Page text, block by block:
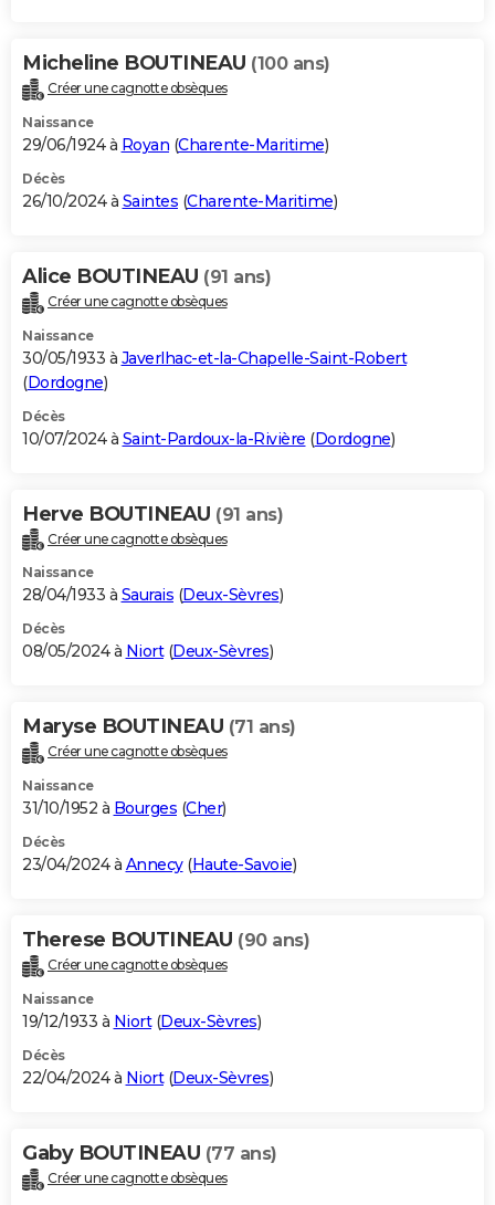
Micheline BOUTINEAU (100 ans)
Créer une cagnotte obsèques
Naissance
29/06/1924 à Royan (Charente-Maritime)
Décès
26/10/2024 à Saintes (Charente-Maritime)
Alice BOUTINEAU (91 ans)
Créer une cagnotte obsèques
Naissance
30/05/1933 à Javerlhac-et-la-Chapelle-Saint-Robert
(Dordogne)
Décès
10/07/2024 à Saint-Pardoux-la-Rivière (Dordogne)
Herve BOUTINEAU (91 ans)
Créer une cagnotte obsèques
Naissance
28/04/1933 à Saurais (Deux-Sèvres)
Décès
08/05/2024 à Niort(Deux-Sèvres)
Maryse BOUTINEAU (71 ans)
Créer une cagnotte obsèques
Naissance
31/10/1952 à Bourges (Cher)
Décès
23/04/2024 à Annecy(Haute-Savoie)
Therese BOUTINEAU (90 ans)
Créer une cagnotte obsèques
Naissance
19/12/1933 à Niort(Deux-Sèvres)
Décès
22/04/2024 à Niort(Deux-Sèvres)
Gaby BOUTINEAU (77 ans)
Créer une cagnotte obsèques